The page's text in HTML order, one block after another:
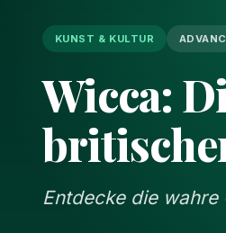
KUNST & KULTUR
Wicca:
Entdecke die